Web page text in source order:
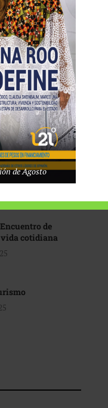
con visión
en
de
cotidiana
de Agosto